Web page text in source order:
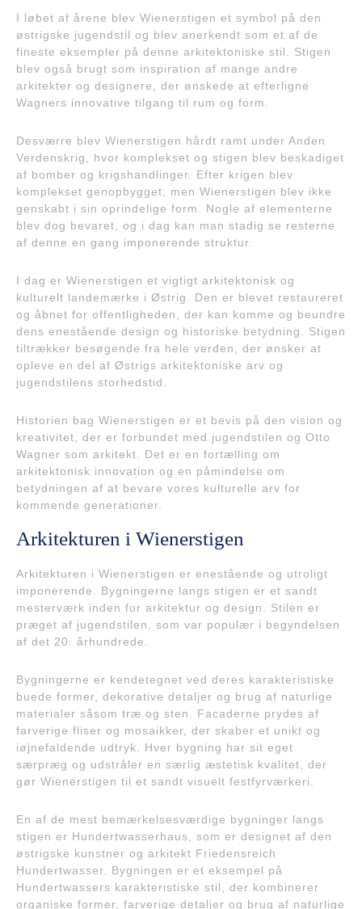
I løbet af årene blev Wienerstigen et symbol på den
østrigske jugendstil og blev anerkendt som et af de
fineste eksempler på denne arkitektoniske stil. Stigen
blev også brugt som inspiration af mange andre
arkitekter og designere, der ønskede at efterligne
Wagners innovative tilgang til rum og form.
Desværre blev Wienerstigen hårdt ramt under Anden
Verdenskrig, hvor komplekset og stigen blev beskadiget
af bomber og krigshandlinger. Efter krigen blev
komplekset genopbygget, men Wienerstigen blev ikke
genskabt i sin oprindelige form. Nogle af elementerne
blev dog bevaret, og i dag kan man stadig se resterne
af denne en gang imponerende struktur.
I dag er Wienerstigen et vigtigt arkitektonisk og
kulturelt landemærke i Østrig. Den er blevet restaureret
og åbnet for offentligheden, der kan komme og beundre
dens enestående design og historiske betydning. Stigen
tiltrækker besøgende fra hele verden, der ønsker at
opleve en del af Østrigs arkitektoniske arv og
jugendstilens storhedstid.
Historien bag Wienerstigen er et bevis på den vision og
kreativitet, der er forbundet med jugendstilen og Otto
Wagner som arkitekt. Det er en fortælling om
arkitektonisk innovation og en påmindelse om
betydningen af at bevare vores kulturelle arv for
kommende generationer.
Arkitekturen i Wienerstigen
Arkitekturen i Wienerstigen er enestående og utroligt
imponerende. Bygningerne langs stigen er et sandt
mesterværk inden for arkitektur og design. Stilen er
præget af jugendstilen, som var populær i begyndelsen
af det 20. århundrede.
Bygningerne er kendetegnet ved deres karakteristiske
buede former, dekorative detaljer og brug af naturlige
materialer såsom træ og sten. Facaderne prydes af
farverige fliser og mosaikker, der skaber et unikt og
iøjnefaldende udtryk. Hver bygning har sit eget
særpræg og udstråler en særlig æstetisk kvalitet, der
gør Wienerstigen til et sandt visuelt festfyrværkeri.
En af de mest bemærkelsesværdige bygninger langs
stigen er Hundertwasserhaus, som er designet af den
østrigske kunstner og arkitekt Friedensreich
Hundertwasser. Bygningen er et eksempel på
Hundertwassers karakteristiske stil, der kombinerer
organiske former, farverige detaljer og brug af naturlige